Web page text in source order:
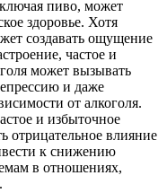
пиво, может
здоровье. Хотя
создавать ощущение
частое и
может вызывать
и даже
от алкоголя.
и избыточное
отрицательное влияние
к снижению
в отношениях,